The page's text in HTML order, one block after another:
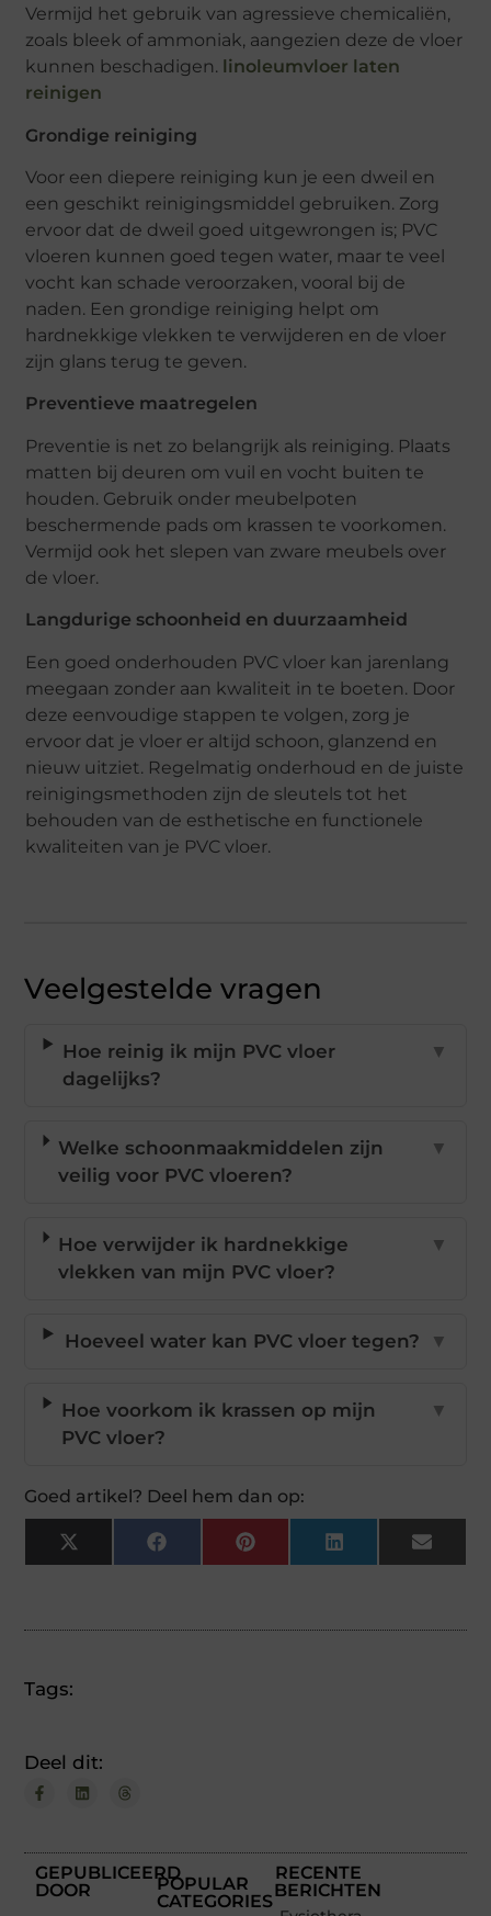
Vermijd het gebruik van agressieve chemicaliën,
zoals bleek of ammoniak, aangezien deze de vloer
kunnen beschadigen. linoleumvloer laten
reinigen
Grondige reiniging
Voor een diepere reiniging kun je een dweil en
een geschikt reinigingsmiddel gebruiken. Zorg
ervoor dat de dweil goed uitgewrongen is; PVC
vloeren kunnen goed tegen water, maar te veel
vocht kan schade veroorzaken, vooral bij de
naden. Een grondige reiniging helpt om
hardnekkige vlekken te verwijderen en de vloer
zijn glans terug te geven.
Preventieve maatregelen
Preventie is net zo belangrijk als reiniging. Plaats
matten bij deuren om vuil en vocht buiten te
houden. Gebruik onder meubelpoten
beschermende pads om krassen te voorkomen.
Vermijd ook het slepen van zware meubels over
de vloer.
Langdurige schoonheid en duurzaamheid
Een goed onderhouden PVC vloer kan jarenlang
meegaan zonder aan kwaliteit in te boeten. Door
deze eenvoudige stappen te volgen, zorg je
ervoor dat je vloer er altijd schoon, glanzend en
nieuw uitziet. Regelmatig onderhoud en de juiste
reinigingsmethoden zijn de sleutels tot het
behouden van de esthetische en functionele
kwaliteiten van je PVC vloer.
Veelgestelde vragen
Hoe reinig ik mijn PVC vloer
dagelijks?
▼
Welke schoonmaakmiddelen zijn
veilig voor PVC vloeren?
▼
Hoe verwijder ik hardnekkige
vlekken van mijn PVC vloer?
▼
Hoeveel water kan PVC vloer tegen? ▼
Hoe voorkom ik krassen op mijn
PVC vloer?
▼
Goed artikel? Deel hem dan op:
X
(Twitter)
FacebookPinterestLinkedInEmail
Tags:
Deel dit:
GEPUBLICEERD
DOOR
POPULAR
CATEGORIES
RECENTE
BERICHTEN